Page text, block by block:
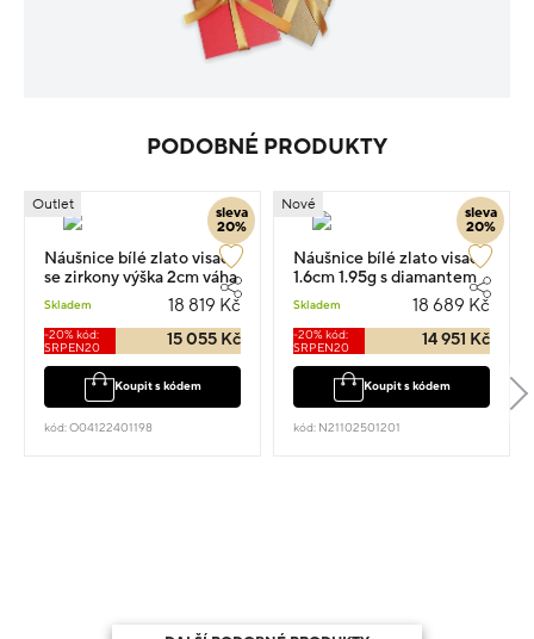
PODOBNÉ PRODUKTY
sleva
20%
Outlet
Náušnice bílé zlato visací
se zirkony výška 2cm váha
Skladem 18 819 Kč
-20% kód:
SRPEN20
15 055 Kč
Koupit s kódem
kód: O04122401198
sleva
20%
Nové
Náušnice bílé zlato visací
1.6cm 1.95g s diamantem
Skladem 18 689 Kč
-20% kód:
SRPEN20
14 951 Kč
Koupit s kódem
kód: N21102501201